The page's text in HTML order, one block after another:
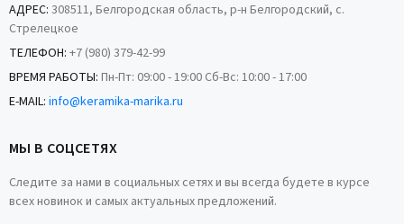
АДРЕС: 308511, Белгородская область, р-н Белгородский, с.
Стрелецкое
ТЕЛЕФОН: +7 (980) 379-42-99
ВРЕМЯ РАБОТЫ: Пн-Пт: 09:00 - 19:00 Сб-Вс: 10:00 - 17:00
E-MAIL: info@keramika-marika.ru
МЫ В СОЦСЕТЯХ
Следите за нами в социальных сетях и вы всегда будете в курсе
всех новинок и самых актуальных предложений.